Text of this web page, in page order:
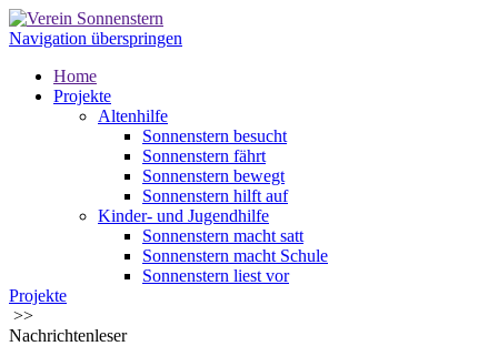
Navigation überspringen
Home
Projekte
Altenhilfe
Sonnenstern besucht
Sonnenstern fährt
Sonnenstern bewegt
Sonnenstern hilft auf
Kinder- und Jugendhilfe
Sonnenstern macht satt
Sonnenstern macht Schule
Sonnenstern liest vor
Über uns
Projekte
>>
Nachrichtenleser